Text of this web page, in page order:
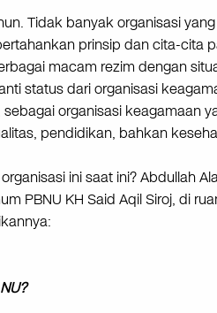
Tidak banyak organisasi
prinsip dan cita-cita
macam rezim dengan
status dari organisasi
organisasi keagamaan
pendidikan, bahkan
ini saat ini? Abdullah
PBNU KH Said Aqil Siroj, di